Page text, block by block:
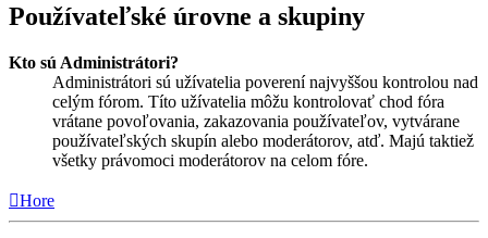
Používateľské úrovne a skupiny
Kto sú Administrátori?
Administrátori sú užívatelia poverení najvyššou kontrolou nad
celým fórom. Títo užívatelia môžu kontrolovať chod fóra
vrátane povoľovania, zakazovania používateľov, vytvárane
používateľských skupín alebo moderátorov, atď. Majú taktiež
všetky právomoci moderátorov na celom fóre.
Hore